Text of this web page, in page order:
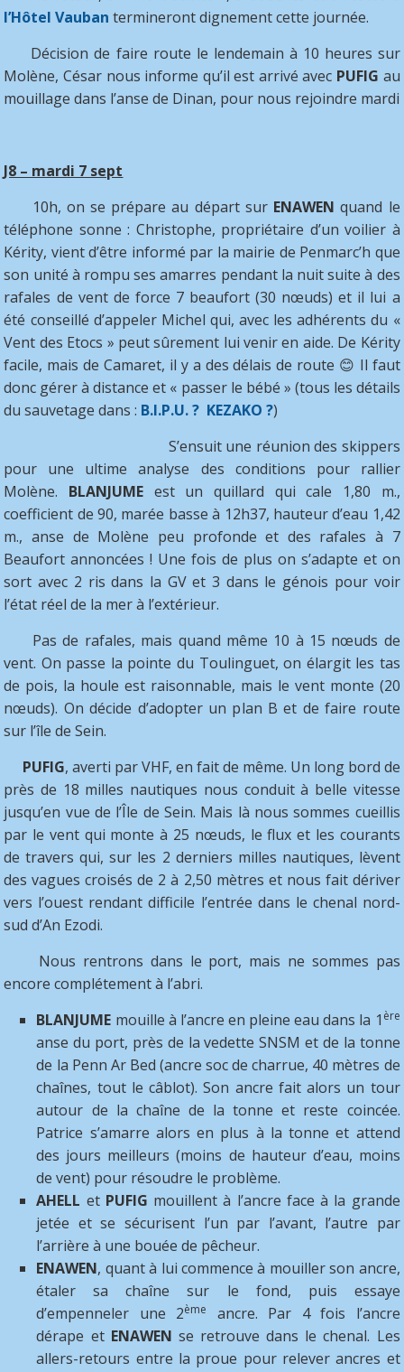
l’Hôtel Vauban termineront dignement cette journée.
Décision de faire route le lendemain à 10 heures sur
Molène, César nous informe qu’il est arrivé avec PUFIG au
mouillage dans l’anse de Dinan, pour nous rejoindre mardi
J8 – mardi 7 sept
10h, on se prépare au départ sur ENAWENquand le
téléphone sonne : Christophe, propriétaire d’un voilier à
Kérity, vient d’être informé par la mairie de Penmarc’h que
son unité à rompu ses amarres pendant la nuit suite à des
rafales de vent de force 7 beaufort (30 nœuds) et il lui a
été conseillé d’appeler Michel qui, avec les adhérents du «
Vent des Etocs » peut sûrement lui venir en aide. De Kérity
facile, mais de Camaret, il y a des délais de route 😊 Il faut
donc gérer à distance et « passer le bébé » (tous les détails
du sauvetage dans : B.I.P.U. ? KEZAKO ?)
S’ensuit une réunion des skippers
pour une ultime analyse des conditions pour rallier
Molène. BLANJUME est un quillard qui cale 1,80 m.,
coefficient de 90, marée basse à 12h37, hauteur d’eau 1,42
m., anse de Molène peu profonde et des rafales à 7
Beaufort annoncées ! Une fois de plus on s’adapte et on
sort avec 2 ris dans la GV et 3 dans le génois pour voir
l’état réel de la mer à l’extérieur.
Pas de rafales, mais quand même 10 à 15 nœuds de
vent. On passe la pointe du Toulinguet, on élargit les tas
de pois, la houle est raisonnable, mais le vent monte (20
nœuds). On décide d’adopter un plan B et de faire route
sur l’île de Sein.
PUFIG, averti par VHF, en fait de même. Un long bord de
près de 18 milles nautiques nous conduit à belle vitesse
jusqu’en vue de l’Île de Sein. Mais là nous sommes cueillis
par le vent qui monte à 25 nœuds, le flux et les courants
de travers qui, sur les 2 derniers milles nautiques, lèvent
des vagues croisés de 2 à 2,50 mètres et nous fait dériver
vers l’ouest rendant difficile l’entrée dans le chenal nord-
sud d’An Ezodi.
Nous rentrons dans le port, mais ne sommes pas
encore complétement à l’abri.
BLANJUME mouille à l’ancre en pleine eau dans la 1 ère
anse du port, près de la vedette SNSM et de la tonne
de la Penn Ar Bed (ancre soc de charrue, 40 mètres de
chaînes, tout le câblot). Son ancre fait alors un tour
autour de la chaîne de la tonne et reste coincée.
Patrice s’amarre alors en plus à la tonne et attend
des jours meilleurs (moins de hauteur d’eau, moins
de vent) pour résoudre le problème.
AHELL et PUFIG mouillent à l’ancre face à la grande
jetée et se sécurisent l’un par l’avant, l’autre par
l’arrière à une bouée de pêcheur.
ENAWEN, quant à lui commence à mouiller son ancre,
étaler sa chaîne sur le fond, puis essaye
d’empenneler une 2ème
ancre. Par 4 fois l’ancre
dérape et ENAWEN se retrouve dans le chenal. Les
allers-retours entre la proue pour relever ancres et